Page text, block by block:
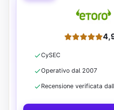
CySEC
Operativo dal 2007
Recensione verificata